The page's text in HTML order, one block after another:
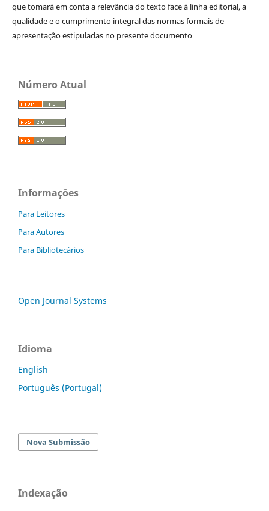
que tomará em conta a relevância do texto face à linha editorial, a
qualidade e o cumprimento integral das normas formais de
apresentação estipuladas no presente documento
Número Atual
Informações
Para Leitores
Para Autores
Para Bibliotecários
Open Journal Systems
Idioma
English
Português (Portugal)
Nova Submissão
Indexação